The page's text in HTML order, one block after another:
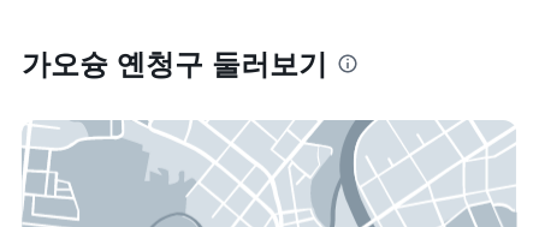
가오슝 옌청구 둘러보기